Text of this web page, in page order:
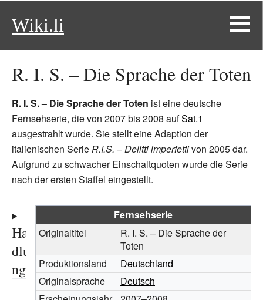
Wiki.li
R. I. S. – Die Sprache der Toten
R. I. S. – Die Sprache der Toten ist eine deutsche
Fernsehserie, die von 2007 bis 2008 aufSat.1
ausgestrahlt wurde. Sie stellt eine Adaption der
italienischen SerieR.I.S. – Delitti imperfettivon 2005 dar.
Aufgrund zu schwacher Einschaltquoten wurde die Serie
nach der ersten Staffel eingestellt.
Fernsehserie
Originaltitel
R. I. S. – Die Sprache der
Toten
Produktionsland
Deutschland
Originalsprache
Deutsch
Han
dlu
ng